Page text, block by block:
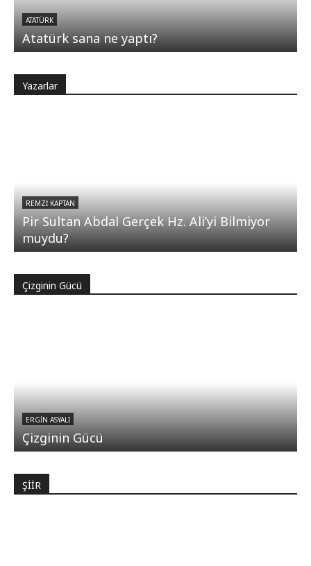
ATATÜRK
Atatürk sana ne yaptı?
Yazarlar
REMZI KAPTAN
Pir Sultan Abdal Gerçek Hz. Ali’yi Bilmiyor
muydu?
Çizginin Gücü
ERGIN ASYALI
Çizginin Gücü
ŞİİR